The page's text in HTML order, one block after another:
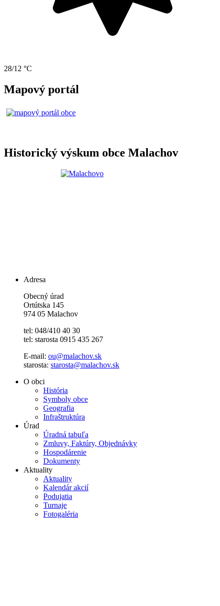
28/12 °C
Mapový portál
Historický výskum obce Malachov
Adresa
Obecný úrad
Ortútska 145
974 05 Malachov
tel: 048/410 40 30
tel: starosta 0915 435 267
E-mail: ou@malachov.sk
starosta: starosta@malachov.sk
O obci
História
Symboly obce
Geografia
Infraštruktúra
Úrad
Úradná tabuľa
Zmluvy, Faktúry, Objednávky
Hospodárenie
Dokumenty
Aktuality
Aktuality
Kalendár akcií
Podujatia
Turnaje
Fotogaléria